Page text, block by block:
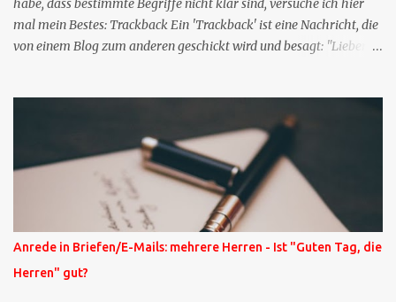
habe, dass bestimmte Begriffe nicht klar sind, versuche ich hier
mal mein Bestes: Trackback Ein 'Trackback' ist eine Nachricht, die
von einem Blog zum anderen geschickt wird und besagt: "Lieber
was ich zu deinem Inhalt zu sagen hatte." Diese
Nachrichtenfunktion wird 'angestoßen' in dem 'mein' Blog an die
'TrackbackURL' des Anderen einen 'Ping' schickt, d.h. ein paar
Parameter übergibt (URL meines Eintrags, Kurzzitat meines
Beitrags). Praktisch muss man nichts Anderes tun, als die
TrackbackURL beim Schreiben meines Beitrags in ein bestimmtes
Feld in meinem 'Blog-Redaktionssystem' einzufügen. Trackbacks
und TrackbackURLs sind heute recht selten. Das Trackback-
Anrede in Briefen/E-Mails: mehrere Herren - Ist "Guten Tag, die
Herren" gut?